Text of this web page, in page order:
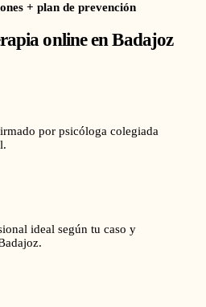
+ plan de prevención
online enBadajoz
por psicóloga colegiada
ideal según tu caso y